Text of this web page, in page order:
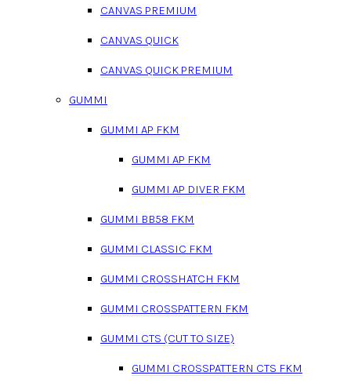
CANVAS PREMIUM
CANVAS QUICK
CANVAS QUICK PREMIUM
GUMMI
GUMMI AP FKM
GUMMI AP FKM
GUMMI AP DIVER FKM
GUMMI BB58 FKM
GUMMI CLASSIC FKM
GUMMI CROSSHATCH FKM
GUMMI CROSSPATTERN FKM
GUMMI CTS (CUT TO SIZE)
GUMMI CROSSPATTERN CTS FKM